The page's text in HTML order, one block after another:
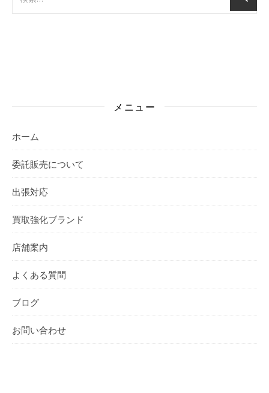
メニュー
ホーム
委託販売について
出張対応
買取強化ブランド
店舗案内
よくある質問
ブログ
お問い合わせ